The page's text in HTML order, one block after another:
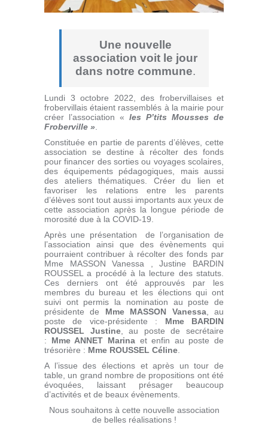
Une nouvelle
association voit le jour
dans notre commune.
Lundi 3 octobre 2022, des frobervillaises et
frobervillais étaient rassemblés à la mairie pour
créer l’association « les P’tits Mousses de
Froberville »
Constituée en partie de parents d’élèves, cette
association se destine à récolter des fonds
pour financer des sorties ou voyages scolaires,
des équipements pédagogiques, mais aussi
des ateliers thématiques. Créer du lien et
favoriser les relations entre les parents
d’élèves sont tout aussi importants aux yeux de
cette association après la longue période de
morosité due à la COVID-19.
Après une présentation de l’organisation de
l’association ainsi que des évènements qui
pourraient contribuer à récolter des fonds par
Mme MASSON Vanessa , Justine BARDIN
ROUSSEL a procédé à la lecture des statuts.
Ces derniers ont été approuvés par les
membres du bureau et les élections qui ont
suivi ont permis la nomination au poste de
présidente de Mme MASSON Vanessa, au
poste de vice-présidente : Mme BARDIN
ROUSSEL Justine, au poste de secrétaire
: Mme ANNET Marinaet enfin au poste de
trésorière : Mme ROUSSEL Céline
A l’issue des élections et après un tour de
table, un grand nombre de propositions ont été
évoquées, laissant présager beaucoup
d’activités et de beaux évènements.
Nous souhaitons à cette nouvelle association
de belles réalisations !